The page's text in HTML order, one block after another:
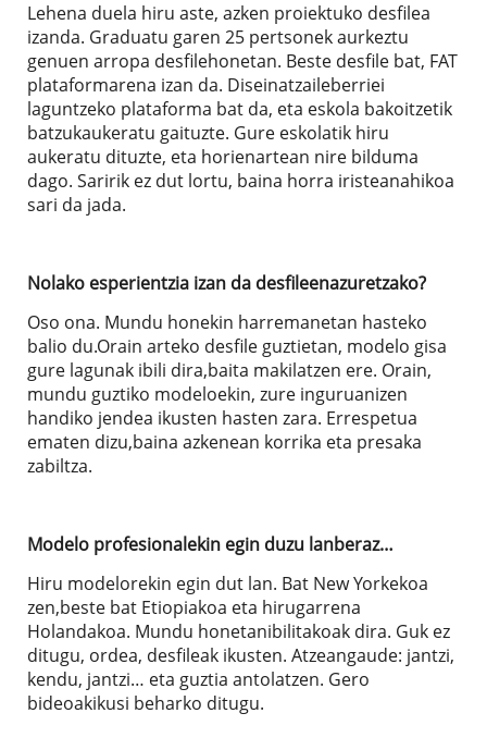
Lehena duela hiru aste, azken proiektuko desfilea
izanda. Graduatu garen 25 pertsonek aurkeztu
genuen arropa desfilehonetan. Beste desfile bat, FAT
plataformarena izan da. Diseinatzaileberriei
laguntzeko plataforma bat da, eta eskola bakoitzetik
batzukaukeratu gaituzte. Gure eskolatik hiru
aukeratu dituzte, eta horienartean nire bilduma
dago. Saririk ez dut lortu, baina horra iristeanahikoa
sari da jada.
Nolako esperientzia izan da desfileenazuretzako?
Oso ona. Mundu honekin harremanetan hasteko
balio du.Orain arteko desfile guztietan, modelo gisa
gure lagunak ibili dira,baita makilatzen ere. Orain,
mundu guztiko modeloekin, zure inguruanizen
handiko jendea ikusten hasten zara. Errespetua
ematen dizu,baina azkenean korrika eta presaka
zabiltza.
Modelo profesionalekin egin duzu lanberaz…
Hiru modelorekin egin dut lan. Bat New Yorkekoa
zen,beste bat Etiopiakoa eta hirugarrena
Holandakoa. Mundu honetanibilitakoak dira. Guk ez
ditugu, ordea, desfileak ikusten. Atzeangaude: jantzi,
kendu, jantzi… eta guztia antolatzen. Gero
bideoakikusi beharko ditugu.